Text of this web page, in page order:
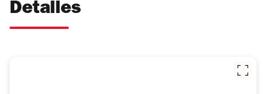
Detalles